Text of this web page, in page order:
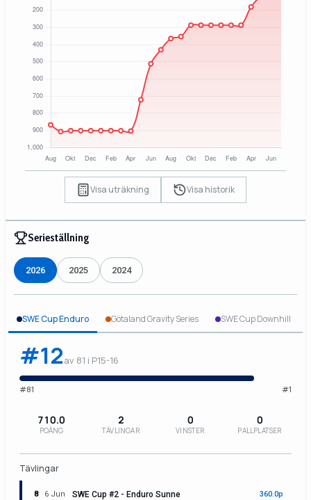
Visa uträkning Visa historik
Serieställning
2026 2025 2024
SWE Cup Enduro Götaland Gravity Series SWE Cup Downhill
#12av 81 i P15-16
#81 #1
710.0
POÄNG
2
TÄVLINGAR
0
VINSTER
0
PALLPLATSER
Tävlingar
8 6 Jun SWE Cup #2 - Enduro Sunne 360.0p